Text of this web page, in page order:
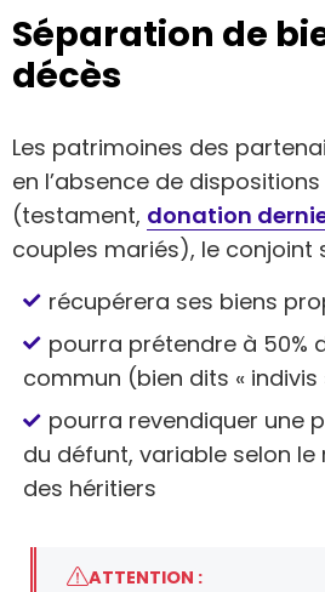
Séparation de
décès
Les patrimoines des
en l’absence de
(testament, donation
couples mariés), le conjoint
récupérera ses biens
pourra prétendre à 50%
commun (bien dits « indivis
pourra revendiquer une
du défunt, variable selon le
des héritiers
ATTENTION :